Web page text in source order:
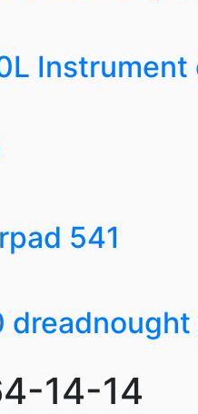
541
14-14